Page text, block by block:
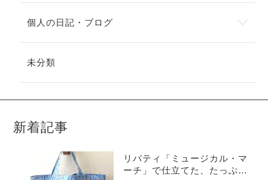
個人の日記・ブログ
未分類
新着記事
リバティ「ミュージカル・マ
ーチ」で仕立てた、たっぷり